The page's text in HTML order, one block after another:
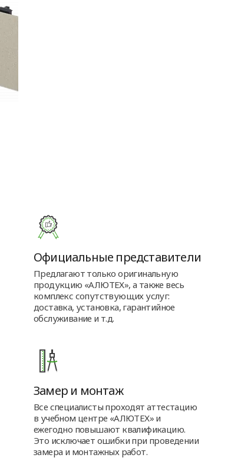
Официальные представители
Предлагают только оригинальную
продукцию «АЛЮТЕХ», а также весь
комплекс сопутствующих услуг:
доставка, установка, гарантийное
обслуживание и т.д.
Замер и монтаж
Все специалисты проходят аттестацию
в учебном центре «АЛЮТЕХ» и
ежегодно повышают квалификацию.
Это исключает ошибки при проведении
замера и монтажных работ.